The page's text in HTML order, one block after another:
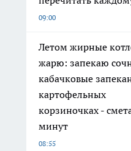
09:00
Летом жирные
жарю: запекаю
кабачковые
картофельных
корзиночках -
минут
08:55